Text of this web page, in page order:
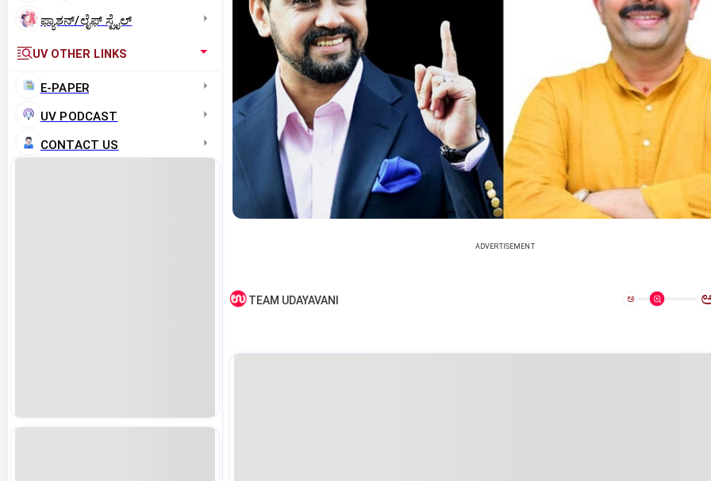
ಫ್ಯಾಶನ್/ಲೈಫ್‌ ಸ್ಟೈಲ್
UV OTHER LINKS
E-PAPER
UV PODCAST
CONTACT US
ADVERTISEMENT
TEAM UDAYAVANI ಅ